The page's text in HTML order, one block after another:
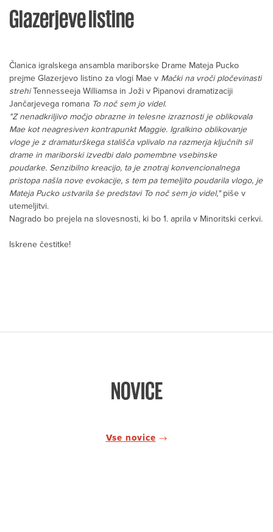
Glazerjeve listine
Članica igralskega ansambla mariborske Drame Mateja Pucko
prejme Glazerjevo listino za vlogi Mae v Mački na vroči pločevinasti
strehiTennesseeja Williamsa in Joži v Pipanovi dramatizaciji
Jančarjevega romana To noč sem jo videl.
"Z nenadkriljivo močjo obrazne in telesne izraznosti je oblikovala
Mae kot neagresiven kontrapunkt Maggie. Igralkino oblikovanje
vloge je z dramaturškega stališča vplivalo na razmerja ključnih sil
drame in mariborski izvedbi dalo pomembne vsebinske
poudarke. Senzibilno kreacijo, ta je znotraj konvencionalnega
pristopa našla nove evokacije, s tem pa temeljito poudarila vlogo, je
Mateja Pucko ustvarila še predstavi To noč sem jo videl,"piše v
utemeljitvi.
Nagrado bo prejela na slovesnosti, ki bo 1. aprila v Minoritski cerkvi.
Iskrene čestitke!
NOVICE
Vse novice